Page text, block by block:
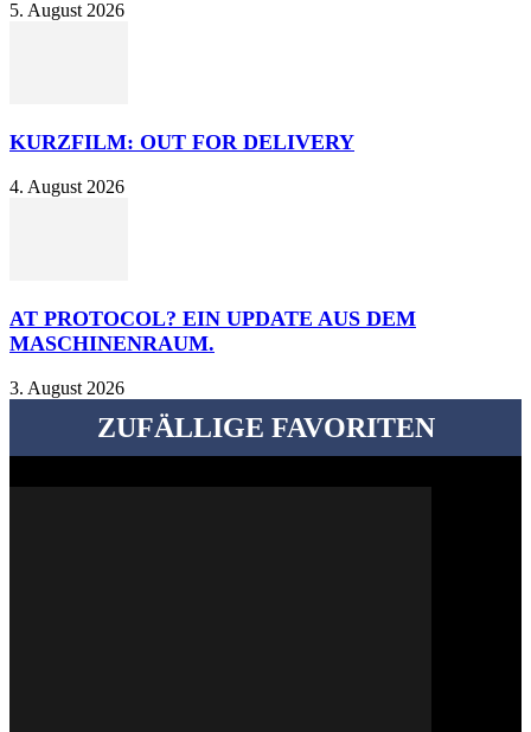
5. August 2026
KURZFILM: OUT FOR DELIVERY
4. August 2026
AT PROTOCOL? EIN UPDATE AUS DEM
MASCHINENRAUM.
3. August 2026
ZUFÄLLIGE FAVORITEN